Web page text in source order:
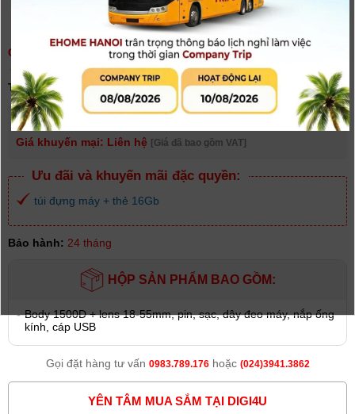
CANON EOS 1500D EF 18-55MM IS II (LBM)
(0người đánh giá)
Tình trạng:
Hết hàng
Giá niêm yết:
Giá khuyến mại: Liên hệ [Giá đã bao gồm VAT]
Ưu đãi và khuyến mãi đặc quyền:
túi đựng máy + thẻ 16Gb
Bảo hành: 24 tháng
HỘP SẢN PHẨM BAO GỒM:
- Body 1500D + lens 18-55mm, pin, sạc, dây đeo máy, nắp ống
kính, cáp USB
Gọi đặt hàng tư vấn 0983.789.176hoặc (024)3941.3862
YÊN TÂM MUA SẮM TẠI DIGI4U